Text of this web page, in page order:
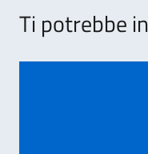
Ti potrebbe